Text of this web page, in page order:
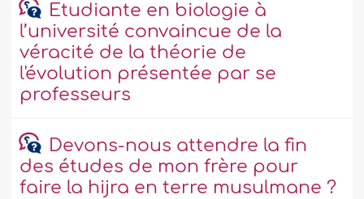
Etudiante en biologie à
l’université convaincue de la
véracité de la théorie de
l'évolution présentée par se
professeurs
Devons-nous attendre la fin
des études de mon frère pour
faire la hijra en terre musulmane ?